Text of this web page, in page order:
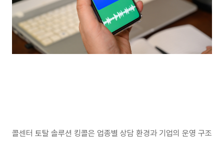
콜센터 토탈 솔루션 킹콜은 업종별 상담 환경과 기업의 운영 구조